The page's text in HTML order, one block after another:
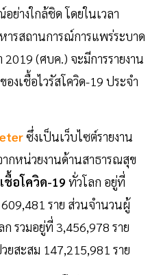
ย่างใกล้ชิด โดยในเวลา
รสถานการณ์การแพร่ระบาด
2019 (ศบค.) จะมีการรายงาน
งเชื้อไวรัสโควิด-19 ประจำ
ซึ่งเป็นเว็บไซต์รายงาน
กหน่วยงานด้านสาธารณสุข
เชื้อโควิด-19 ทั่วโลก อยู่ที่
ราย ส่วนจำนวนผู้
ก รวมอยู่ที่ 3,456,978 ราย
สะสม 147,215,981 ราย